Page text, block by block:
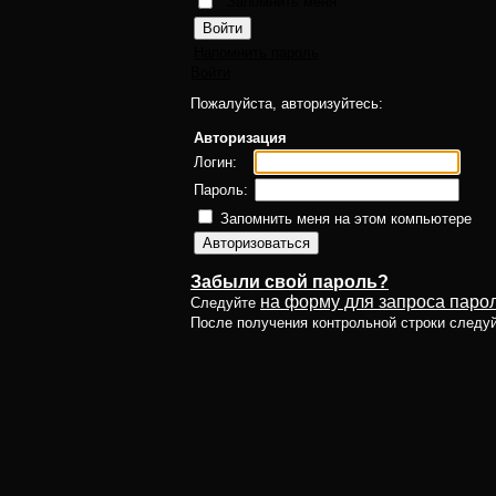
Пожалуйста, авторизуйтесь:
Авторизация
Логин:
Пароль:
Запомнить меня на этом компьютере
Забыли свой пароль?
Следуйте на форму для запроса
После получения контрольной строки